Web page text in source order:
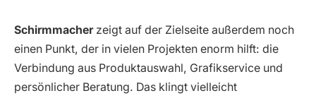
Schirmmacherzeigt auf der Zielseite außerdem noch
einen Punkt, der in vielen Projekten enorm hilft: die
Verbindung aus Produktauswahl, Grafikservice und
persönlicher Beratung. Das klingt vielleicht